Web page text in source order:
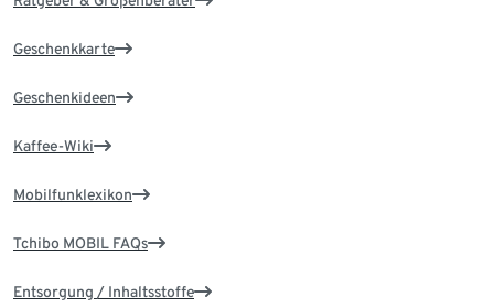
Geschenkkarte
Geschenkideen
Kaffee-Wiki
Mobilfunklexikon
Tchibo MOBIL FAQs
Entsorgung / Inhaltsstoffe